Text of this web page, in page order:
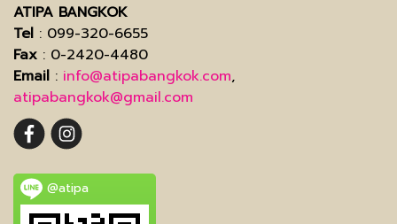
ATIPA BANGKOK
Tel : 099-320-6655
Fax : 0-2420-4480
Email : info@atipabangkok.com,
atipabangkok@gmail.com
@atipa